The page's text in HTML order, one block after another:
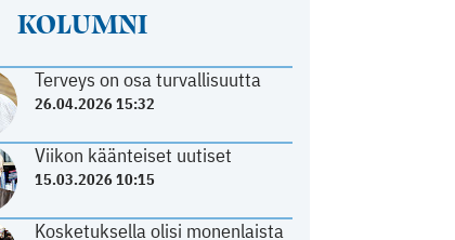
KOLUMNI
Terveys on osa turvallisuutta
26.04.2026 15:32
Viikon käänteiset uutiset
15.03.2026 10:15
Kosketuksella olisi monenlaista